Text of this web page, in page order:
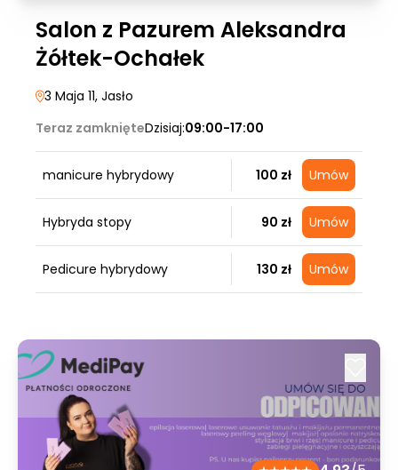
Salon z Pazurem Aleksandra
Żółtek-Ochałek
3 Maja 11, Jasło
Teraz zamknięteDzisiaj:09:00-17:00
manicure hybrydowy 100 zł Umów
Hybryda stopy 90 zł Umów
Pedicure hybrydowy 130 zł Umów